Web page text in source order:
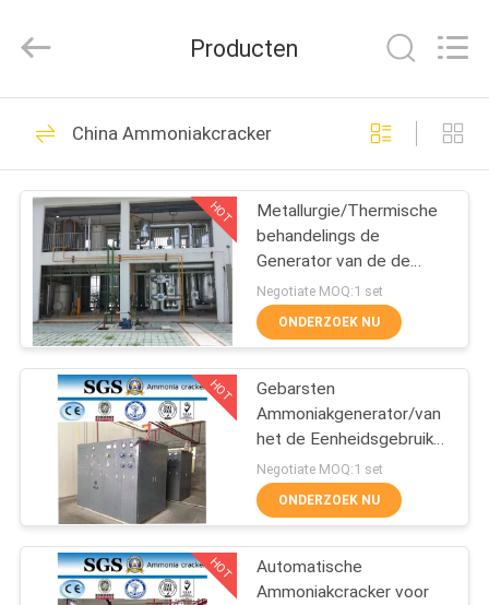
THUIS
PRODUCTEN
OVER
ONS
FABRIEKSTOCHT
KWALITEITSCONTROLE
NEEM
CONTACT
MET
Technology
Co.,Ltd.
Reserved.
PSA
Stikstofgenerator
175
VSA
zuurstofgenerator
9
Producten
China Ammoniakcracker
HOT
Metallurgie/Thermische
behandelings de
Generator van de de
Generatorwaterstof van
het Ammoniakgas
Negotiate MOQ:1 set
ONDERZOEK NU
HOT
Gebarsten
Ammoniakgenerator/van
het de Eenheidsgebruik
van de Ammoniakcracker
het Nikkelkatalysator
Negotiate MOQ:1 set
ONDERZOEK NU
HOT
Automatische
Ammoniakcracker voor